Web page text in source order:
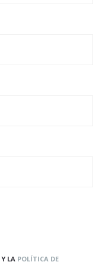
Y LA POLÍTICA DE